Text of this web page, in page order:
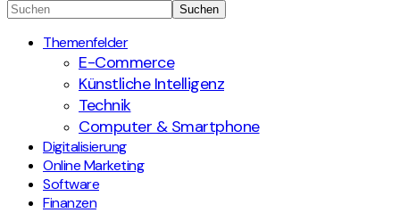
Themenfelder
E-Commerce
Künstliche Intelligenz
Technik
Computer & Smartphone
Digitalisierung
Online Marketing
Software
Finanzen